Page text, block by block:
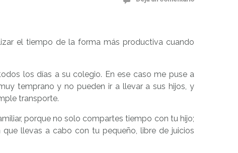
el tiempo de la forma más productiva cuando
los días a su colegio. En ese caso me puse a
temprano y no pueden ir a llevar a sus hijos, y
transporte.
porque no solo compartes tiempo con tu hijo;
llevas a cabo con tu pequeño, libre de juicios